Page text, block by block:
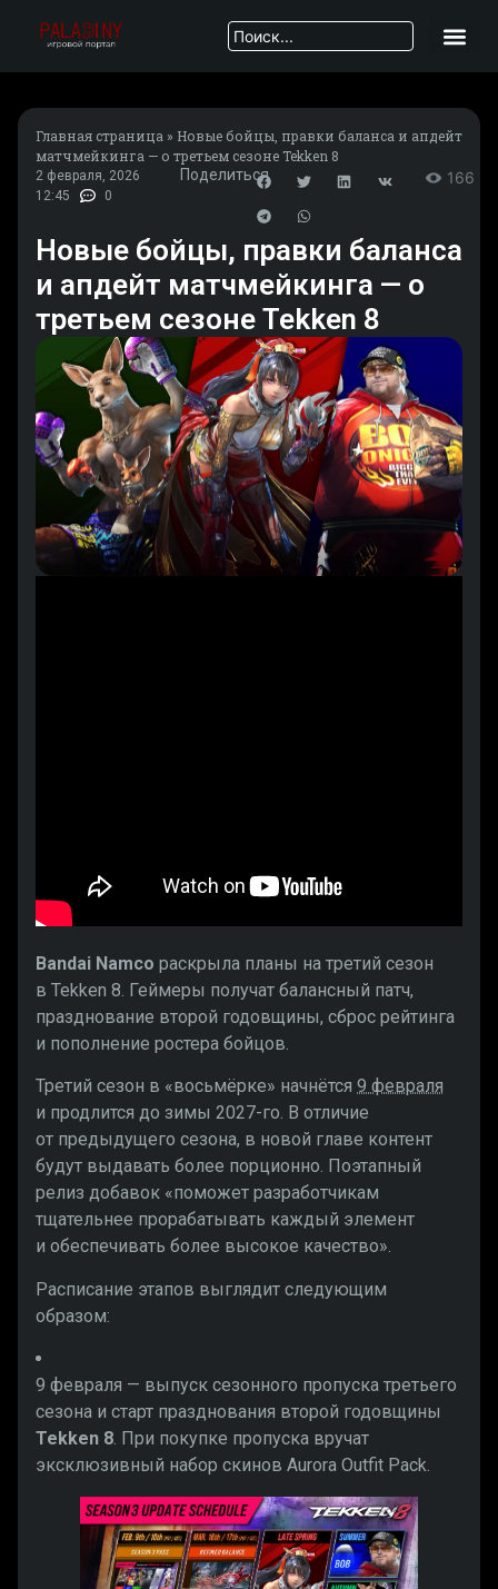
Главная страница » Новые бойцы, правки баланса и апдейт
матчмейкинга — о третьем сезоне Tekken 8
2 февраля, 2026
12:45
0
Поделиться 166
Новые бойцы, правки баланса
и апдейт матчмейкинга — о
третьем сезоне Tekken 8
Bandai Namco раскрыла планы на третий сезон
в Tekken 8. Геймеры получат балансный патч,
празднование второй годовщины, сброс рейтинга
и пополнение ростера бойцов.
Третий сезон в «восьмёрке» начнётся 9 февраля
и продлится до зимы 2027-го. В отличие
от предыдущего сезона, в новой главе контент
будут выдавать более порционно. Поэтапный
релиз добавок «поможет разработчикам
тщательнее прорабатывать каждый элемент
и обеспечивать более высокое качество».
Расписание этапов выглядит следующим
образом:
9 февраля — выпуск сезонного пропуска третьего
сезона и старт празднования второй годовщины
Tekken 8. При покупке пропуска вручат
эксклюзивный набор скинов Aurora Outfit Pack.